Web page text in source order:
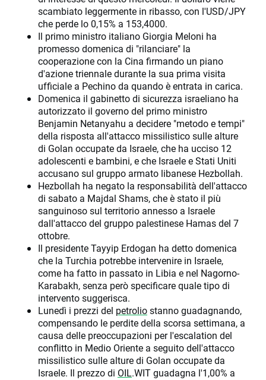
scambiato leggermente in ribasso, con l'USD/JPY
che perde lo 0,15% a 153,4000.
Il primo ministro italiano Giorgia Meloni ha
promesso domenica di "rilanciare" la
cooperazione con la Cina firmando un piano
d'azione triennale durante la sua prima visita
ufficiale a Pechino da quando è entrata in carica.
Domenica il gabinetto di sicurezza israeliano ha
autorizzato il governo del primo ministro
Benjamin Netanyahu a decidere "metodo e tempi"
della risposta all'attacco missilistico sulle alture
di Golan occupate da Israele, che ha ucciso 12
adolescenti e bambini, e che Israele e Stati Uniti
accusano sul gruppo armato libanese Hezbollah.
Hezbollah ha negato la responsabilità dell'attacco
di sabato a Majdal Shams, che è stato il più
sanguinoso sul territorio annesso a Israele
dall'attacco del gruppo palestinese Hamas del 7
ottobre.
Il presidente Tayyip Erdogan ha detto domenica
che la Turchia potrebbe intervenire in Israele,
come ha fatto in passato in Libia e nel Nagorno-
Karabakh, senza però specificare quale tipo di
intervento suggerisca.
Lunedì i prezzi del petroliostanno guadagnando,
compensando le perdite della scorsa settimana, a
causa delle preoccupazioni per l'escalation del
conflitto in Medio Oriente a seguito dell'attacco
missilistico sulle alture di Golan occupate da
Israele. Il prezzo di OIL.WIT guadagna l'1,00% a